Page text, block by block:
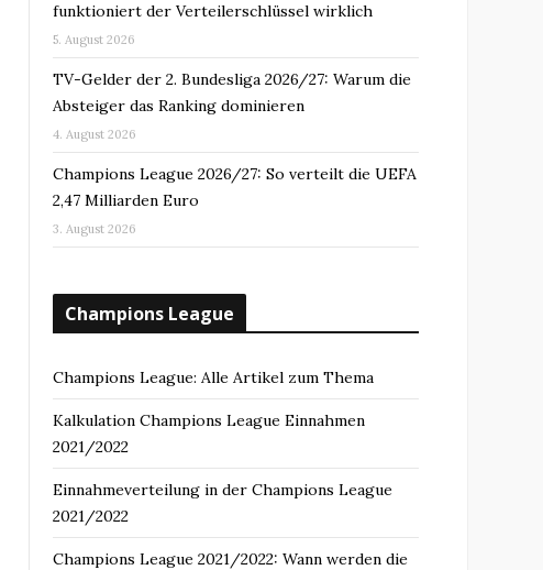
funktioniert der Verteilerschlüssel wirklich
5. August 2026
TV-Gelder der 2. Bundesliga 2026/27: Warum die
Absteiger das Ranking dominieren
4. August 2026
Champions League 2026/27: So verteilt die UEFA
2,47 Milliarden Euro
3. August 2026
Champions League
Champions League: Alle Artikel zum Thema
Kalkulation Champions League Einnahmen
2021/2022
Einnahmeverteilung in der Champions League
2021/2022
Champions League 2021/2022: Wann werden die